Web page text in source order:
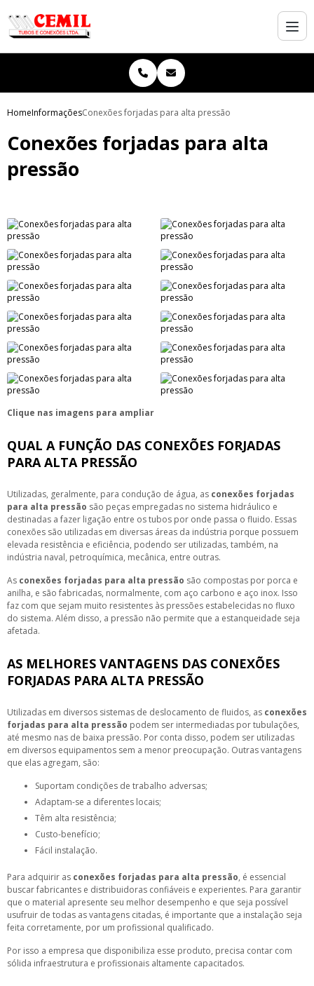
HomeInformaçõesConexões forjadas para alta pressão
Conexões forjadas para alta
pressão
Clique nas imagens para ampliar
QUAL A FUNÇÃO DAS CONEXÕES FORJADAS
PARA ALTA PRESSÃO
Utilizadas, geralmente, para condução de água, as conexões forjadas
para alta pressão são peças empregadas no sistema hidráulico e
destinadas a fazer ligação entre os tubos por onde passa o fluido. Essas
conexões são utilizadas em diversas áreas da indústria porque possuem
elevada resistência e eficiência, podendo ser utilizadas, também, na
indústria naval, petroquímica, mecânica, entre outras.
As conexões forjadas para alta pressão são compostas por porca e
anilha, e são fabricadas, normalmente, com aço carbono e aço inox. Isso
faz com que sejam muito resistentes às pressões estabelecidas no fluxo
do sistema. Além disso, a pressão não permite que a estanqueidade seja
afetada.
AS MELHORES VANTAGENS DAS CONEXÕES
FORJADAS PARA ALTA PRESSÃO
Utilizadas em diversos sistemas de deslocamento de fluidos, as conexões
forjadas para alta pressão podem ser intermediadas por tubulações,
até mesmo nas de baixa pressão. Por conta disso, podem ser utilizadas
em diversos equipamentos sem a menor preocupação. Outras vantagens
que elas agregam, são:
suportam condições de trabalho adversas;
adaptam-se a diferentes locais;
têm alta resistência;
custo-benefício;
fácil instalação.
Para adquirir as conexões forjadas para alta pressão, é essencial
buscar fabricantes e distribuidoras confiáveis e experientes. Para garantir
que o material apresente seu melhor desempenho e que seja possível
usufruir de todas as vantagens citadas, é importante que a instalação seja
feita corretamente, por um profissional qualificado.
Por isso a empresa que disponibiliza esse produto, precisa contar com
sólida infraestrutura e profissionais altamente capacitados.